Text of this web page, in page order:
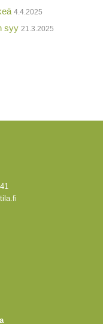
4.4.2025
syy 21.3.2025